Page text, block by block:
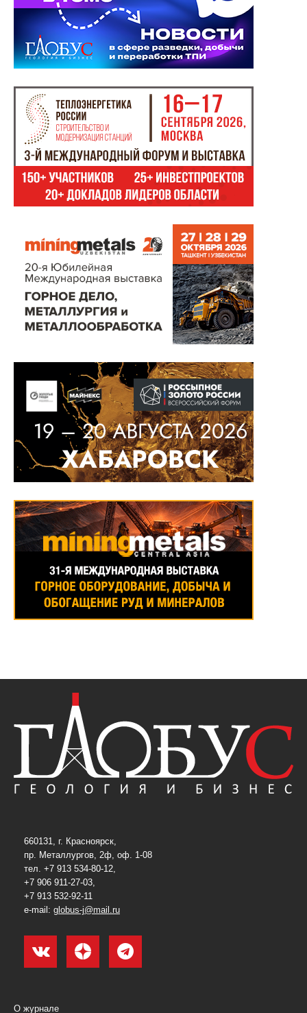
660131, г. Красноярск,
пр. Металлургов, 2ф, оф. 1-08
тел. +7 913 534-80-12,
+7 906 911-27-03,
+7 913 532-92-11
e-mail: globus-j@mail.ru
О журнале